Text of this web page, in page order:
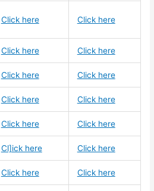
Click here Click here
Click here Click here
Click here Click here
Click here Click here
Click here Click here
Cl]ick here Click here
Click here Click here